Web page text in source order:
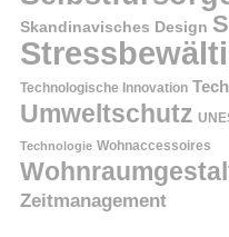
Skandinavisches Design
Technologische Innovation
Umweltschutz
Technologie Wohnaccessoires
Zeitmanagement